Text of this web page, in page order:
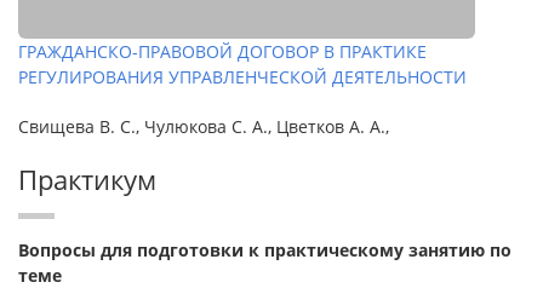
ГРАЖДАНСКО-ПРАВОВОЙ ДОГОВОР В ПРАКТИКЕ
РЕГУЛИРОВАНИЯ УПРАВЛЕНЧЕСКОЙ ДЕЯТЕЛЬНОСТИ
Свищева В. С., Чулюкова С. А., Цветков А. А.,
Практикум
Вопросы для подготовки к практическому занятию по
теме